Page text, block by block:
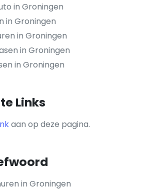
in Groningen
in Groningen
in Groningen
in Groningen
in Groningen
Links
aan op deze pagina.
in Groningen